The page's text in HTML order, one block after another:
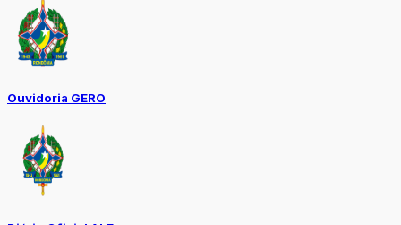
Ouvidoria GERO